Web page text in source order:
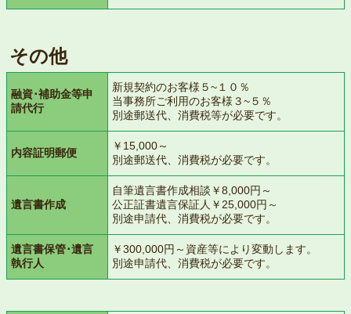
その他
融資･補助金等申
請代行
新規契約のお客様５~１０％
当事務所ご利用のお客様３~５％
別途郵送代、消費税等が必要です。
内容証明郵便
￥15,000～
別途郵送代、消費税が必要です。
遺言書作成
自筆遺言書作成相談￥8,000円～
公正証書遺言保証人￥25,000円～
別途申請代、消費税が必要です。
遺言書保管･遺言
執行人
￥300,000円～資産等により変動します。
別途申請代、消費税が必要です。